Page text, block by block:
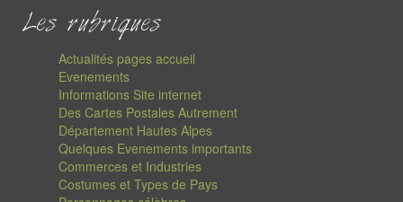
Les rubriques
Actualités pages accueil
Evenements
Informations Site internet
Des Cartes Postales Autrement
Département Hautes Alpes
Quelques Evenements importants
Commerces et Industries
Costumes et Types de Pays